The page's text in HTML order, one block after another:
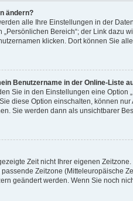
ändern?
alle Ihre Einstellungen in der
Bereich“; der Link dazu
klicken. Dort können Sie
Benutzername in der Online-Liste
Sie in den Einstellungen eine Option
diese Option einschalten, können
Sie werden dann als unsichtbarer
Zeit nicht Ihrer eigenen
passende Zeitzone (Mitteleuropäische
geändert werden. Wenn Sie noch